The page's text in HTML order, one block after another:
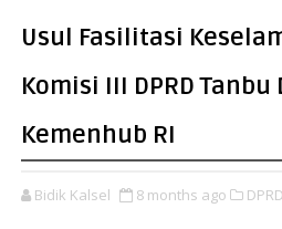
Usul Fasilitasi
Komisi III DPRD Tanbu
Kemenhub RI
Bidik Kalsel 8 months ago